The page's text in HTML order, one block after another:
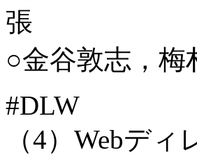
張
○金谷敦志，梅
#DLW
（4）Webデ